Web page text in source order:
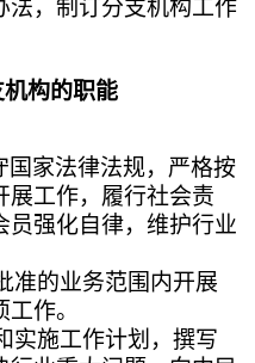
法，制订分支机构工作
构的职能
家法律法规，严格按
展工作，履行社会责
员强化自律，维护行业
的业务范围内开展
作。
施工作计划，撰写